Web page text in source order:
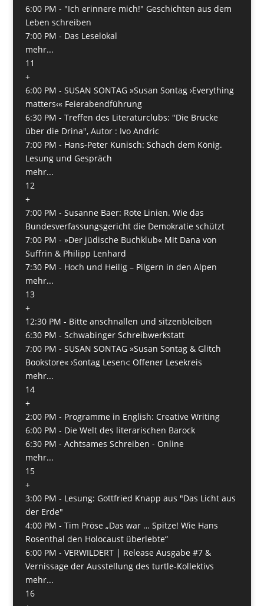
6:00 PM - "Ich erinnere mich!" Geschichten aus dem
Leben schreiben
7:00 PM - Das Leselokal
mehr...
11
+
6:00 PM - SUSAN SONTAG »Susan Sontag ›Everything
matters‹« Feierabendführung
6:30 PM - Treffen des Literaturclubs: "Die Brücke
über die Drina", Autor : Ivo Andric
7:00 PM - Hans-Peter Kunisch: Schach dem König.
Lesung und Gespräch
mehr...
12
+
7:00 PM - Susanne Baer: Rote Linien. Wie das
Bundesverfassungsgericht die Demokratie schützt
7:00 PM - »Der jüdische Buchklub« Mit Dana von
Suffrin & Philipp Lenhard
7:30 PM - Hoch und Heilig – Pilgern in den Alpen
mehr...
13
+
12:30 PM - Bitte anschnallen und sitzenbleiben
6:30 PM - Schwabinger Schreibwerkstatt
7:00 PM - SUSAN SONTAG »Susan Sontag & Glitch
Bookstore« ›Sontag Lesen‹: Offener Lesekreis
mehr...
14
+
2:00 PM - Programme in English: Creative Writing
6:00 PM - Die Welt des literarischen Barock
6:30 PM - Achtsames Schreiben - Online
mehr...
15
+
3:00 PM - Lesung: Gottfried Knapp aus "Das Licht aus
der Erde"
4:00 PM - Tim Pröse „Das war … Spitze! Wie Hans
Rosenthal den Holocaust überlebte“
6:00 PM - VERWILDERT | Release Ausgabe #7 &
Vernissage der Ausstellung des turtle-Kollektivs
mehr...
16